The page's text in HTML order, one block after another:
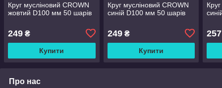
Круг мусліновий CROWN
жовтий D100 мм 50 шарів
249 ₴
Купити
Круг мусліновий CROWN
синій D100 мм 50 шарів
249₴
Купити
257
Про нас